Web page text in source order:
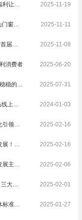
双 11 门窗嗨购狂欢！每平方立减 42%，多重福利让焕新更划算！ 2025-11-19
HOPO荣获“2025年度质量标杆品牌”，赋能佛山门窗破卷立新 2025-11-11
建”一面，共精彩！2025中国建博会（上海）暨首届虹桥设计周顺利收官！ 2025-11-08
消费者 2025-06-20
超强CP来袭！| 瑟哲门窗×中国人保财险，给家稳稳的安全感 2025-07-31
一晚狂签127单 | 其邦门窗2025年全新超级单品线上发布圆满成功 2024-01-03
派雅门窗荣获高端门窗市场地位认证，以高端化引领中国门窗新未来| 倒计时 2025-02-16
新豪轩上榜国家级绿色工厂，引领行业可持续发展！国家级荣誉 1！ 2025-02-16
时代强音丨新豪轩门窗荣获三奖，奏响高质量发展主旋律 2025-02-06
媒体转载 | 新豪轩门窗受邀参加两大国家盛会，三大核心优势驱动企业发展 2025-02-01
静音标准派雅引领，派雅门窗成为静音门窗团体标准制定者 2025-01-27